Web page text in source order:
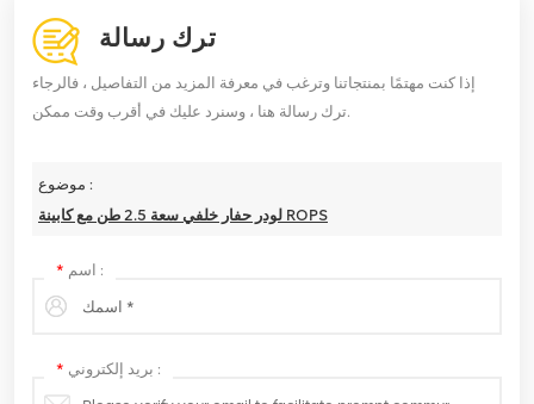
ترك رسالة
إذا كنت مهتمًا بمنتجاتنا وترغب في معرفة المزيد من التفاصيل ، فالرجاء
ترك رسالة هنا ، وسنرد عليك في أقرب وقت ممكن.
موضوع :
لودر حفار خلفي سعة 2.5 طن مع كابينة ROPS
* اسم :
* بريد إلكتروني :